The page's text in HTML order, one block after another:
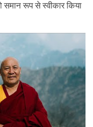
समान रूप से स्वीकार किया